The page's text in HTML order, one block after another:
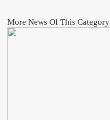
More News Of This Category